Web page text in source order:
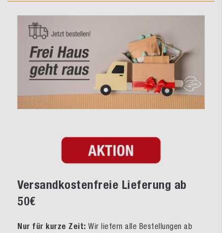
Versandkostenfreie Lieferung ab
50€
Nur für kurze Zeit: Wir liefern alle Bestellungen ab